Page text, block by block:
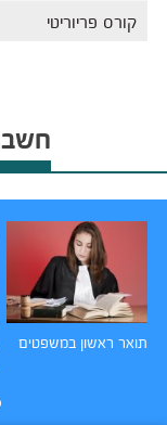
קורס פריוריטי
תואר ראשון במשפטים